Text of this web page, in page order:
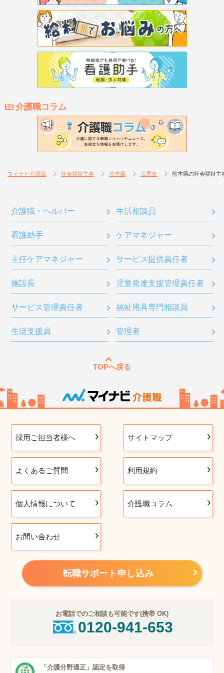
介護職コラム
マイナビ介護職 社会福祉主事 熊本県 荒尾市 熊本県の社会福祉主
介護職・ヘルパー 生活相談員
看護助手 ケアマネジャー
主任ケアマネジャー サービス提供責任者
施設長 児童発達支援管理責任者
サービス管理責任者 福祉用具専門相談員
生活支援員 管理者
TOPへ戻る
採用ご担当者様へ サイトマップ
よくあるご質問 利用規約
個人情報について 介護職コラム
お問い合わせ
転職サポート申し込み
お電話でのご相談も可能です(携帯 OK)
0120-941-653
「介護分野適正」 認定を取得